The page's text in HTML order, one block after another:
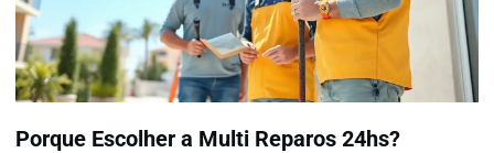
Porque Escolher a Multi Reparos 24hs?